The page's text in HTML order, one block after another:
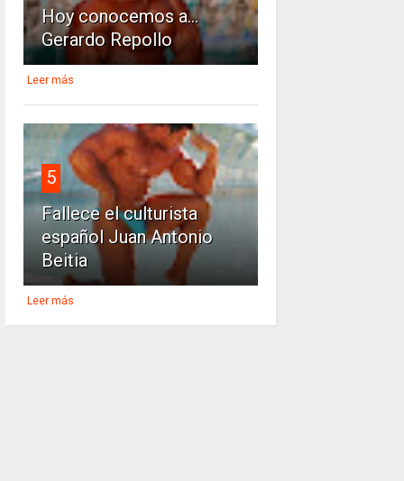
Hoy conocemos a...
Gerardo Repollo
Leer más
5
Fallece el culturista
español Juan Antonio
Beitia
Leer más